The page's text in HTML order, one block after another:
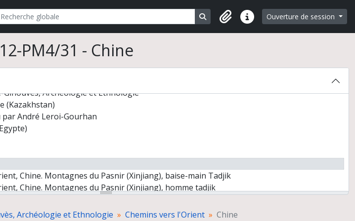
options Search in browse page
Liens rapidesOuverture de session
PM4/31 - Chine
Ginouvès, Archéologie et Ethnologie
(Kazakhstan)
par André Leroi-Gourhan
Chine. Montagnes du Pasnir (Xinjiang), baise-main Tadjik
Chine. Montagnes du Pasnir (Xinjiang), homme tadjik
Chine. Désert du Taklamakan (Xinjiang), site archéologique de Djumbulak Kum
Archéologie et Ethnologie Chemins vers l'Orient Chine